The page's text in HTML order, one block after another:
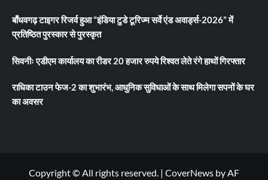
बाँधवगढ़ टाइगर रिजर्व हुआ “इंडिया टुडे टूरिज्म सर्वे एंड अवार्ड्स-2026” में
प्रतिष्ठित पुरस्कार से पुरस्कृत
सिवनीः एडीएम कार्यालय का रीडर 20 हजार रुपये रिश्वत लेते रंगे हाथों गिरफ्तार
राधिका टाउन फेज-2 का शुभारंभ, आधुनिक सुविधाओं के साथ मिलेगा सपनों के घर
का अवसर
Copyright © All rights reserved. | CoverNews by AF